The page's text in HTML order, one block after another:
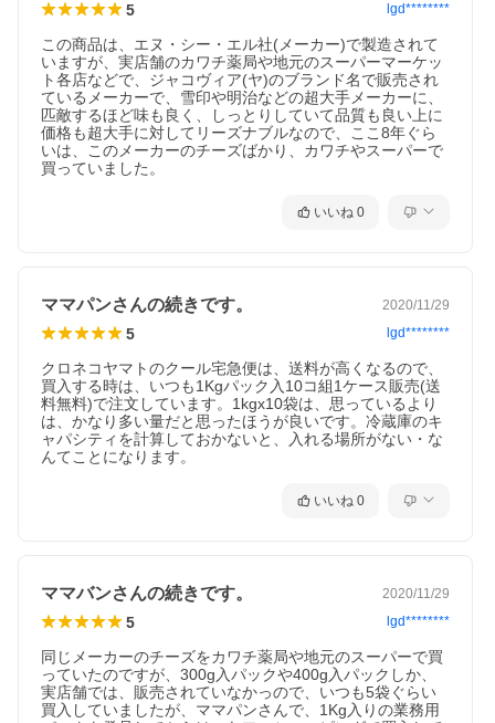
・配送方法：【冷蔵】【冷凍】のいずれかで同梱発送（ご注文商
品によります）
・ご確認事項：※こちらの商品の原料原産地に関しまして変更さ
れる場合がございます。原料原産地をご希望の方は、お手数をお
※こちらの商品は、冷蔵保存の商品となります。賞味期限も、冷
ります。当店で追加をした上で、発送手続きを進めさせていただ
きます。（ご請求金額は、当店からお送りするご注文受付メール
にてご確認ください。）
異なる場合があります。ご使用の際は、商品ラベルを十分にご確
認の上、ご使用ください。気になる点がございましたら、メール
にてお問い合わせをお願いします。
原材料、原産国
種類別
裏面下部に記載（ナチュラルチーズ）
株式会社エヌ・シー・エル 東京都板橋区徳丸七丁目24番8号
保存料を使用していないため、開封後はカビが生えやすくなりま
す。開封後は、賞味期限に関わらず、お早めにお召し上がりくだ
さい。また、1週間程度ご使用にならない場合は、袋を密封し、冷
凍での保存をおすすめします。
5 lgd********
この商品は、エヌ・シー・エル社(メーカー)で製造されて
いますが、実店舗のカワチ薬局や地元のスーパーマーケッ
ト各店などで、ジャコヴィア(ヤ)のブランド名で販売され
ているメーカーで、雪印や明治などの超大手メーカーに、
匹敵するほど味も良く、しっとりしていて品質も良い上に
価格も超大手に対してリーズナブルなので、ここ8年ぐら
いは、このメーカーのチーズばかり、カワチやスーパーで
買っていました。
いいね 0
ママパンさんの続きです。 2020/11/29
5 lgd********
クロネコヤマトのクール宅急便は、送料が高くなるので、
買入する時は、いつも1Kgパック入10コ組1ケース販売(送
料無料)で注文しています。1kgx10袋は、思っているより
は、かなり多い量だと思ったほうが良いです。冷蔵庫のキ
ャパシティを計算しておかないと、入れる場所がない・な
んてことになります。
いいね 0
ママバンさんの続きです。 2020/11/29
5 lgd********
同じメーカーのチーズをカワチ薬局や地元のスーパーで買
っていたのですが、300g入パックや400g入パックしか、
実店舗では、販売されていなかっので、いつも5袋ぐらい
買入していましたが、ママパンさんで、1Kg入りの業務用